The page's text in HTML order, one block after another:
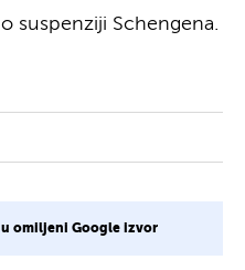
suspenziji Schengena.
u omiljeni Google izvor